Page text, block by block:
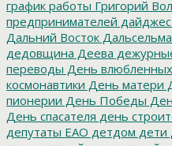
график работы Григорий
предпринимателей
Дальний Восток
дедовщина Деева
переводы День влюбленных
космонавтики День матери
пионерии День Победы
День спасателя день
депутаты ЕАО детдом дети